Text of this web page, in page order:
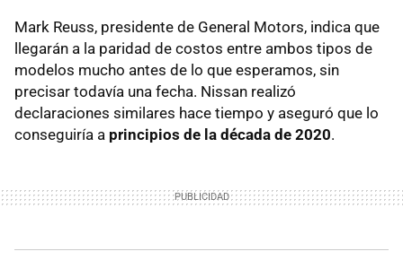
Mark Reuss, presidente de General Motors, indica que
llegarán a la paridad de costos entre ambos tipos de
modelos mucho antes de lo que esperamos, sin
precisar todavía una fecha. Nissan realizó
declaraciones similares hace tiempo y aseguró que lo
conseguiría a principios de la década de 2020.